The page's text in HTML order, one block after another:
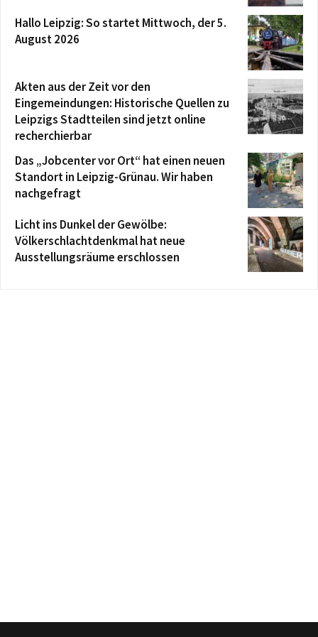
Hallo Leipzig: So startet Mittwoch, der 5.
August 2026
Akten aus der Zeit vor den
Eingemeindungen: Historische Quellen zu
Leipzigs Stadtteilen sind jetzt online
recherchierbar
Das „Jobcenter vor Ort“ hat einen neuen
Standort in Leipzig-Grünau. Wir haben
nachgefragt
Licht ins Dunkel der Gewölbe:
Völkerschlachtdenkmal hat neue
Ausstellungsräume erschlossen